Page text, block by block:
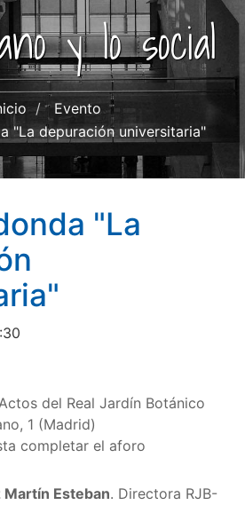
y lo social
Evento
"La depuración universitaria"
"La
del Real Jardín Botánico
1 (Madrid)
completar el aforo
Martín Esteban. Directora RJB-